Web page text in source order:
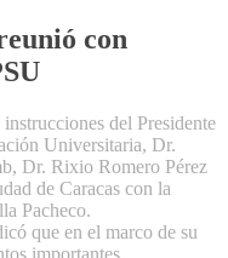
con
del Presidente
Universitaria, Dr.
Dr. Rixio Romero Pérez
de Caracas con la
Pacheco.
que en el marco de su
importantes